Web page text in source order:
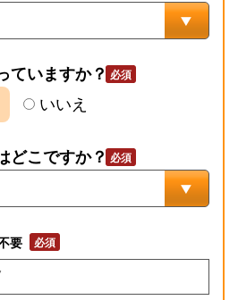
ていますか？
いいえ
どこですか？
要